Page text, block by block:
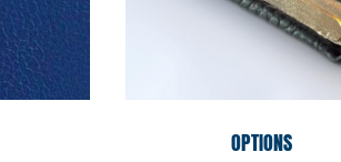
OPTIONS